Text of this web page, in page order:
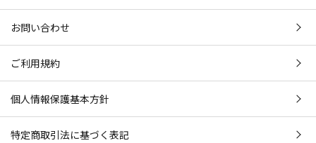
お問い合わせ
ご利用規約
個人情報保護基本方針
特定商取引法に基づく表記